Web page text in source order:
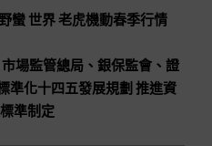
蠻 世界 老虎機動春季行情
場監管總局、銀保監會、證
準化十四五發展規劃 推進資
準制定